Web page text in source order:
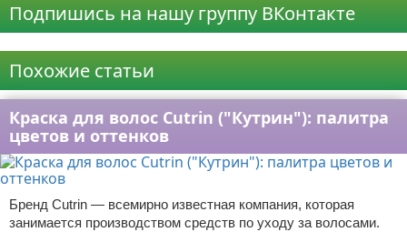
Подпишись на нашу группу ВКонтакте
Похожие статьи
Краска для волос Cutrin ("Кутрин"): палитра
цветов и оттенков
Бренд Cutrin — всемирно известная компания, которая
занимается производством средств по уходу за волосами.